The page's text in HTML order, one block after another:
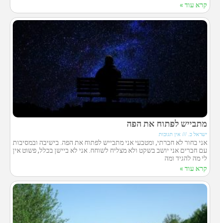
קרא עוד »
מתבייש לפתוח את הפה
ישראל כ. אין תגובות
אני בחור לא חברתי, ומטבעי אני מתבייש לפתוח את הפה. בישיבה ובמסיבות
עם חברים אני יושב בשקט ולא מצליח לשוחח. אני לא ביישן בכלל, פשוט אין
לי מה להגיד ומה
קרא עוד »